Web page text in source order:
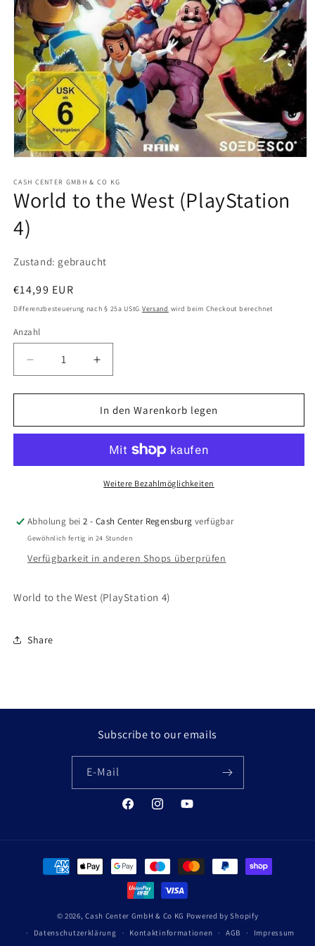
in
Modal
öffnen
CASH CENTER GMBH & CO KG
World to the West (PlayStation
4)
Zustand: gebraucht
Normaler
Preis
€14,99 EUR
Differenzbesteuerung nach § 25a UStG Versand wird beim Checkout berechnet
Anzahl
Anzahl
Verringere
die
Menge
World
West
Erhöhe
die
Menge
für
World
the
West
(PlayStation
In den Warenkorb legen
Weitere Bezahlmöglichkeiten
Abholung bei2 - Cash Center Regensburg verfügbar
Gewöhnlich fertig in 24 Stunden
Verfügbarkeit in anderen Shops überprüfen
World to the West (PlayStation 4)
Share
Subscribe to our emails
E-Mail
FacebookInstagramYouTube
Zahlungsmethoden
© 2026,Cash Center GmbH & Co KG Powered by Shopify
Datenschutzerklärung
Kontaktinformationen AGB Impressum